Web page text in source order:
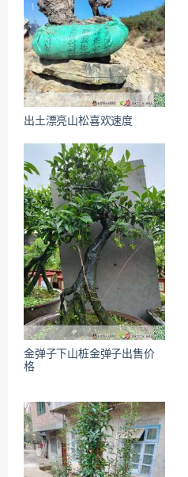
出土漂亮山松喜欢速度
金弹子下山桩金弹子出售价
格